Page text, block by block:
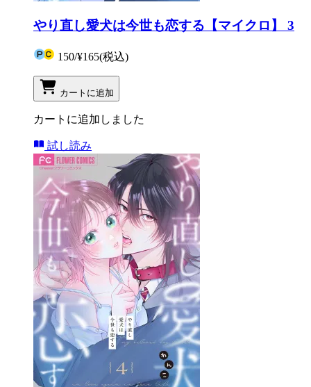
やり直し愛犬は今世も恋する【マイクロ】 3
150/¥165(税込)
カートに追加
カートに追加しました
試し読み